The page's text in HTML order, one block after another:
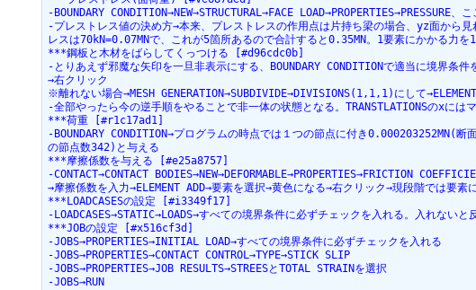
-BOUNDARY CONDITION→NEW→STRUCTURAL→FACE LOAD→PROPERTIES→PRESSURE、
-プレストレス値の決め方→本来、プレストレスの作用点は片持ち梁の場合、yz面から
レスは70kN=0.07MNで、これが5箇所あるので合計すると0.35MN。1要素にかかる力
***鋼板と木材をばらしてくっつける [#d96cdc0b]
-とりあえず邪魔な矢印を一旦非表示にする、BOUNDARY CONDITIONで適当に境界条
→右クリック
※離れない場合→MESH GENERATION→SUBDIVIDE→DIVISIONS(1,1,1)にして
-全部やったら今の逆手順をやることで非一体の状態となる。TRANSTLATIONSのxには
***荷重 [#r1c17ad1]
-BOUNDARY CONDITION→プログラムの時点では１つの節点に付き0.000203252MN(
の節点数342)と与える
***摩擦係数を与える [#e25a8757]
-CONTACT→CONTACT BODIES→NEW→DEFORMABLE→PROPERTIES→FRICTION
→摩擦係数を入力→ELEMENT ADD→要素を選択→黄色になる→右クリック→現段階では要素
***LOADCASESの設定 [#i3349f17]
-LOADCASES→STATIC→LOADS→すべての境界条件に必ずチェックを入れる。入れないと
***JOBの設定 [#x516cf3d]
-JOBS→PROPERTIES→INITIAL LOAD→すべての境界条件に必ずチェックを入れる
-JOBS→PROPERTIES→CONTACT CONTROL→TYPE→STICK SLIP
-JOBS→PROPERTIES→JOB RESULTS→STREESとTOTAL STRAINを選択
-JOBS→RUN